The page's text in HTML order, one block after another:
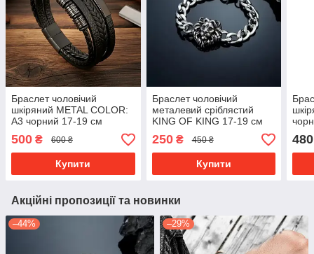
Браслет чоловічий
шкіряний METAL COLOR:
A3 чорний 17-19 см
(довжина 21 см)
500 ₴ 600 ₴
Купити
Браслет чоловічий
металевий сріблястий
KING OF KING 17-19 см
(довжина 21 см)
250₴ 450 ₴
Купити
21
480
Акційні пропозиції та новинки
–44% –29%